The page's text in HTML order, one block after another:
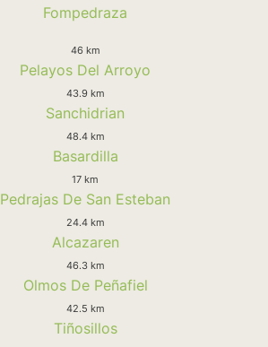
Fompedraza
46 km
Pelayos Del Arroyo
43.9 km
Sanchidrian
48.4 km
Basardilla
17 km
Pedrajas De San Esteban
24.4 km
Alcazaren
46.3 km
Olmos De Peñafiel
42.5 km
Tiñosillos